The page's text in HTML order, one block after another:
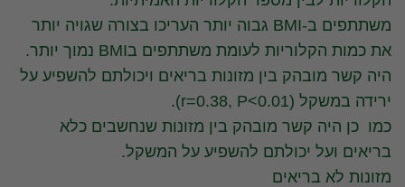
משתתפים ב-BMI גבוה יותר העריכו בצורה שגויה יותר
את כמות הקלוריות לעומת משתתפים בBMI נמוך יותר.
היה קשר מובהק בין מזונות בריאים ויכולתם להשפיע על
ירידה במשקל (r=0.38, P<0.01).
כמו כן היה קשר מובהק בין מזונות שנחשבים כלא
בריאים ועל יכולתם להשפיע על המשקל.
מזונות לא בריאים